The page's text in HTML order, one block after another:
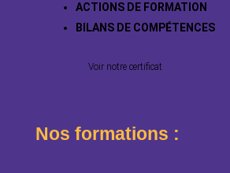
ACTIONS DE FORMATION
BILANS DE COMPÉTENCES
Voir notre certificat
Nos formations :